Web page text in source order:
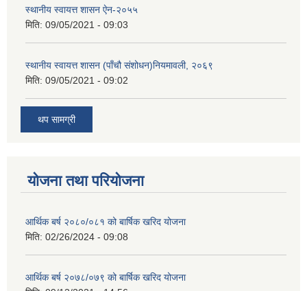
स्थानीय स्वायत्त शासन ए‍ेन-२०५५
मिति: 09/05/2021 - 09:03
स्थानीय स्वायत्त शासन (पाँचौ संशोधन)नियमावली, २०६९
मिति: 09/05/2021 - 09:02
थप सामग्री
योजना तथा परियोजना
आर्थिक बर्ष २०८०/०८१ को बार्षिक खरिद योजना
मिति: 02/26/2024 - 09:08
आर्थिक बर्ष २०७८/०७९ को बार्षिक खरिद योजना